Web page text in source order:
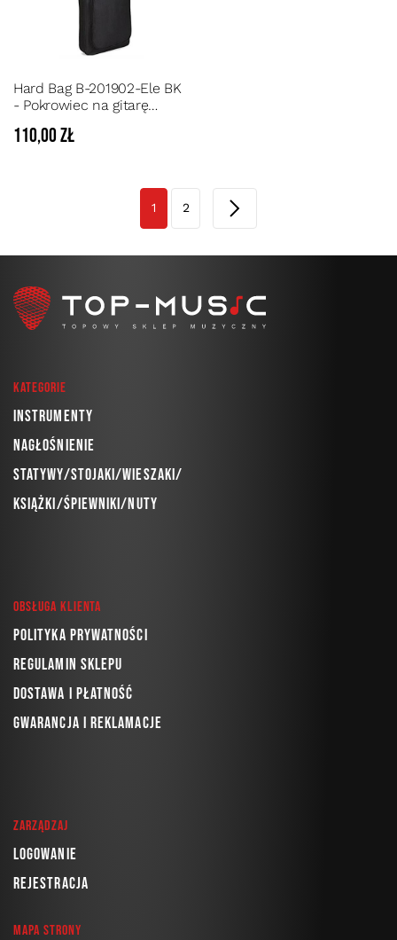
Hard Bag B-201902-Ele BK
- Pokrowiec na gitarę
110,00 zł
1 2
Kategorie
Instrumenty
Nagłośnienie
Statywy/Stojaki/Wieszaki/
Książki/Śpiewniki/Nuty
Obsługa klienta
Polityka prywatności
Regulamin sklepu
Dostawa i płatność
Gwarancja i reklamacje
Zarządzaj
Logowanie
Rejestracja
Mapa strony